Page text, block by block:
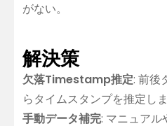
がない。
解決策
欠落Timestamp推定: 前後
らタイムスタンプを推定しま
手動データ補完: マニュア